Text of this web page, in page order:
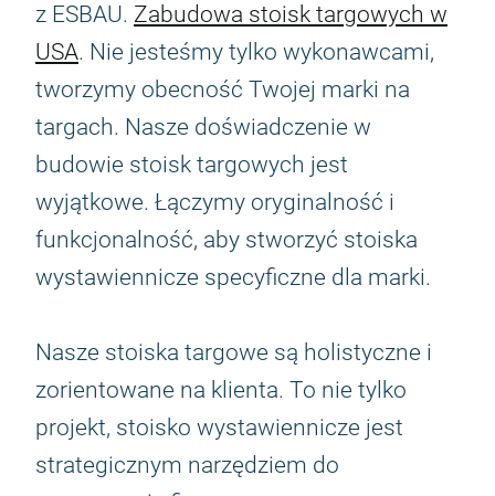
z ESBAU. Zabudowa stoisk targowych w
USA. Nie jesteśmy tylko wykonawcami,
tworzymy obecność Twojej marki na
targach. Nasze doświadczenie w
budowie stoisk targowych jest
wyjątkowe. Łączymy oryginalność i
funkcjonalność, aby stworzyć stoiska
wystawiennicze specyficzne dla marki.
Nasze stoiska targowe są holistyczne i
zorientowane na klienta. To nie tylko
projekt, stoisko wystawiennicze jest
strategicznym narzędziem do